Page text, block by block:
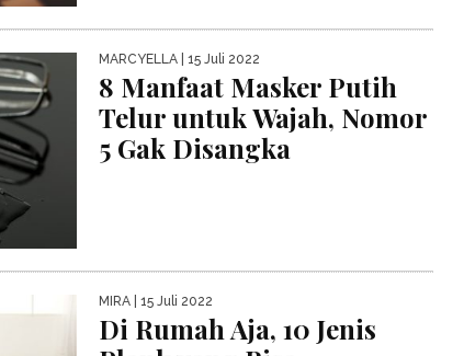
MARCYELLA | 15 Juli 2022
8 Manfaat Masker Putih
Telur untuk Wajah, Nomor
5 Gak Disangka
MIRA | 15 Juli 2022
Di Rumah Aja, 10 Jenis